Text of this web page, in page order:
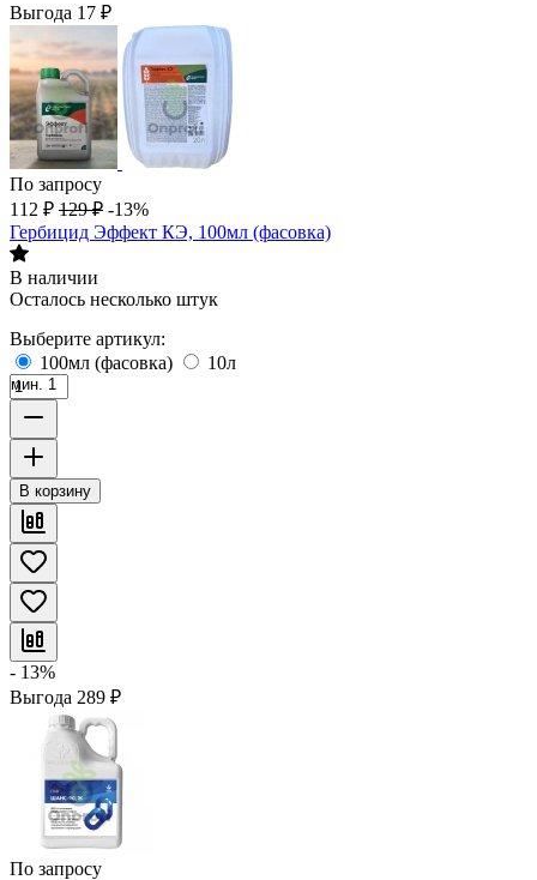
Выгода 17 ₽
По запросу
112 ₽ 129 ₽ -13%
Гербицид Эффект КЭ, 100мл (фасовка)
В наличии
Осталось несколько штук
Выберите артикул:
100мл (фасовка)
10л
мин. 1
В корзину
- 13%
Выгода 289 ₽
По запросу